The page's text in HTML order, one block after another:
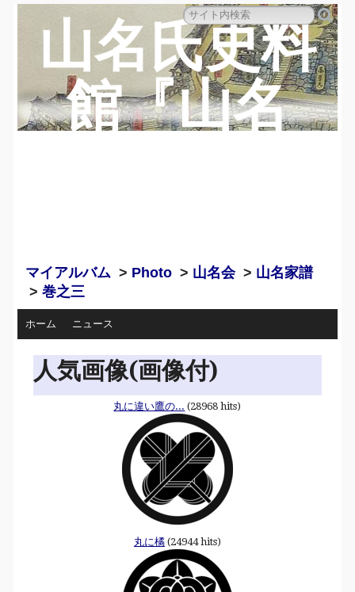
山名氏史料
館『山名
マイアルバム > Photo > 山名会> 山名家譜
>巻之三
ホーム ニュース
人気画像(画像付)
丸に違い鷹の... (28968 hits)
丸に橘(24944 hits)